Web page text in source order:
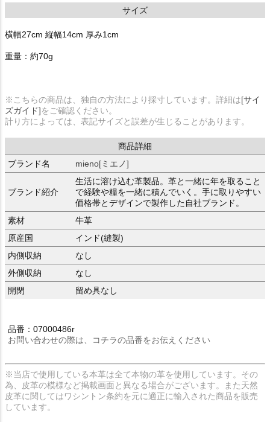
サイズ
横幅27cm 縦幅14cm 厚み1cm
重量：約70g
※こちらの商品は、独自の方法により採寸しています。詳細は[サイ
ズガイド]をご確認ください。
計り方によっては、表記サイズと誤差が生じることがあります。
商品詳細
ブランド名
mieno[ミエノ]
ブランド紹介
生活に溶け込む革製品。革と一緒に年を取ること
で経験や糧を一緒に積んでいく。手に取りやすい
価格帯とデザインで製作した自社ブランド。
素材
牛革
原産国
インド(縫製)
内側収納
なし
外側収納
なし
開閉
留め具なし
品番：07000486r
お問い合わせの際は、コチラの品番をお伝えください
※当店で使用している本革は全て本物の革を使用しています。その
為、皮革の模様など掲載画面と異なる場合がございます。また天然
皮革に関してはワシントン条約を元に適正に輸入された商品を販売
しています。